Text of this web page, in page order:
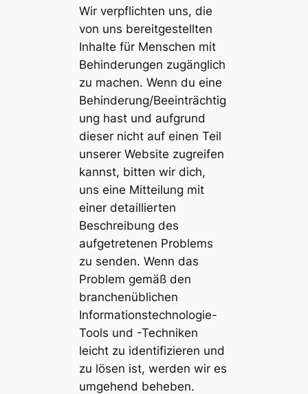
Wir verpflichten uns, die
von uns bereitgestellten
Inhalte für Menschen mit
Behinderungen zugänglich
zu machen. Wenn du eine
Behinderung/Beeinträchtig
ung hast und aufgrund
dieser nicht auf einen Teil
unserer Website zugreifen
kannst, bitten wir dich,
uns eine Mitteilung mit
einer detaillierten
Beschreibung des
aufgetretenen Problems
zu senden. Wenn das
Problem gemäß den
branchenüblichen
Informationstechnologie-
Tools und -Techniken
leicht zu identifizieren und
zu lösen ist, werden wir es
umgehend beheben.